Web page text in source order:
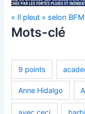
« Il pleut » selon
Mots-clé
9 points
Anne Hidalgo
avec ceci